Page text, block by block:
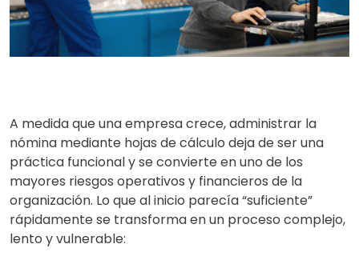
A medida que una empresa crece, administrar la
nómina mediante hojas de cálculo deja de ser una
práctica funcional y se convierte en uno de los
mayores riesgos operativos y financieros de la
organización. Lo que al inicio parecía “suficiente”
rápidamente se transforma en un proceso complejo,
lento y vulnerable: